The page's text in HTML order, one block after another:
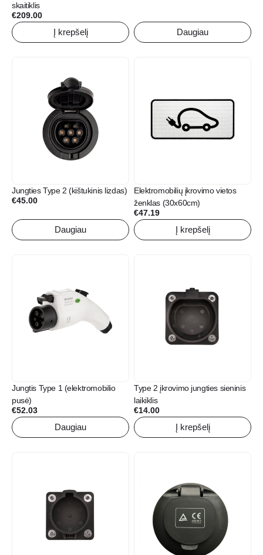
skaitiklis
€209.00
Į krepšelį Daugiau
Jungties Type 2 (kištukinis lizdas)
€45.00
Daugiau
Elektromobilių įkrovimo vietos
ženklas (30x60cm)
€47.19
Į krepšelį
Jungtis Type 1 (elektromobilio
pusė)
€52.03
Daugiau
Type 2 įkrovimo jungties sieninis
laikiklis
€14.00
Į krepšelį